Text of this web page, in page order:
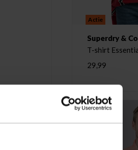
Actie
Superdry & Co
T-shirt
29,99
-20%